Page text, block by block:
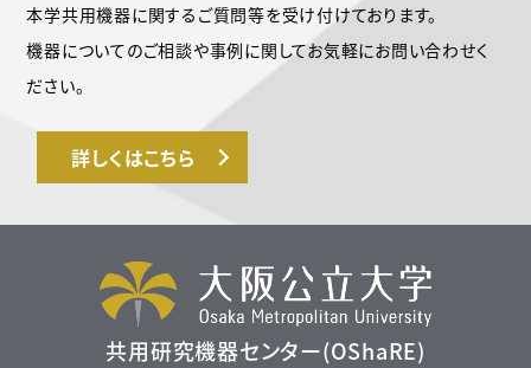
本学共用機器に関するご質問等を受け付けております。
機器についてのご相談や事例に関してお気軽にお問い合わせく
ださい。
詳しくはこちら
共用研究機器センター(OShaRE)